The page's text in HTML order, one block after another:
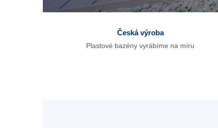
Česká výroba
Plastové bazény vyrábíme na míru